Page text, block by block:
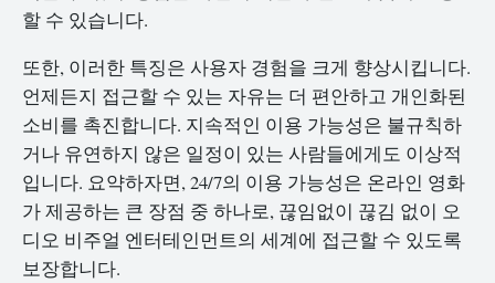
할 수 있습니다.
또한, 이러한 특징은 사용자 경험을 크게 향상시킵니다.
언제든지 접근할 수 있는 자유는 더 편안하고 개인화된
소비를 촉진합니다. 지속적인 이용 가능성은 불규칙하
거나 유연하지 않은 일정이 있는 사람들에게도 이상적
입니다. 요약하자면, 24/7의 이용 가능성은 온라인 영화
가 제공하는 큰 장점 중 하나로, 끊임없이 끊김 없이 오
디오 비주얼 엔터테인먼트의 세계에 접근할 수 있도록
보장합니다.